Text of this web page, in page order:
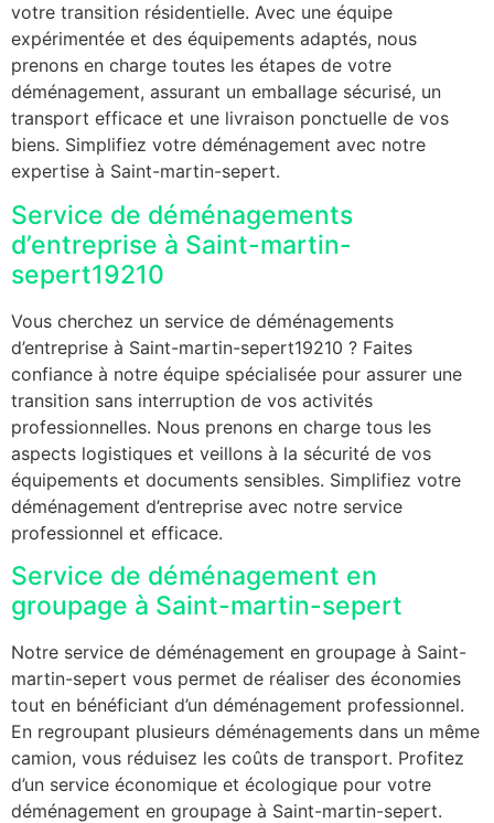
votre transition résidentielle. Avec une équipe
expérimentée et des équipements adaptés, nous
prenons en charge toutes les étapes de votre
déménagement, assurant un emballage sécurisé, un
transport efficace et une livraison ponctuelle de vos
biens. Simplifiez votre déménagement avec notre
expertise à Saint-martin-sepert.
Service de déménagements
d’entreprise à Saint-martin-
sepert19210
Vous cherchez un service de déménagements
d’entreprise à Saint-martin-sepert19210 ? Faites
confiance à notre équipe spécialisée pour assurer une
transition sans interruption de vos activités
professionnelles. Nous prenons en charge tous les
aspects logistiques et veillons à la sécurité de vos
équipements et documents sensibles. Simplifiez votre
déménagement d’entreprise avec notre service
professionnel et efficace.
Service de déménagement en
groupage à Saint-martin-sepert
Notre service de déménagement en groupage à Saint-
martin-sepert vous permet de réaliser des économies
tout en bénéficiant d’un déménagement professionnel.
En regroupant plusieurs déménagements dans un même
camion, vous réduisez les coûts de transport. Profitez
d’un service économique et écologique pour votre
déménagement en groupage à Saint-martin-sepert.